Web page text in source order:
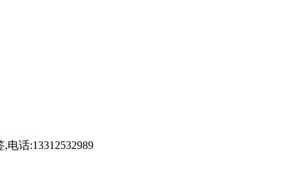
话:13312532989